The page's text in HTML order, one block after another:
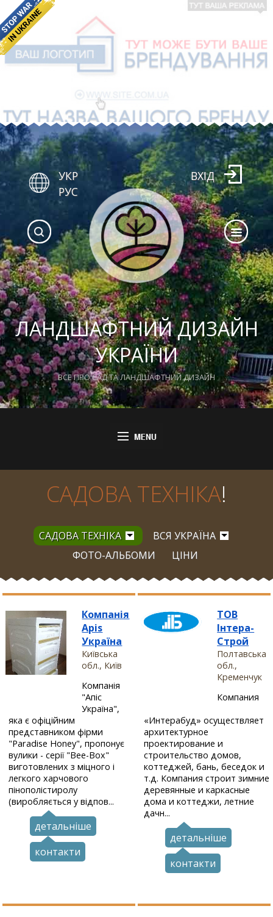
ЛАНДШАФТНИЙ ДИЗАЙН
УКРАЇНИ
ВСЕ ПРО САД ТА ЛАНДШАФТНИЙ ДИЗАЙН
УКР
РУС
ВХІД
САДОВА ТЕХНІКА!
САДОВА ТЕХНІКА
ВСЯ УКРАЇНА
ФОТО-АЛЬБОМИ
ЦІНИ
Компанія
Apis
Україна
Київська
обл., Київ
Компанія
"Апіс
Україна",
яка є офіційним
представником фірми
"Paradise Honey", пропонує
вулики - серії "Bee-Box"
виготовлених з міцного і
легкого харчового
пінополістиролу
(виробляється у відпов...
детальніше
контакти
ТОВ
Iнтера-
Строй
Полтавська
обл.,
Кременчук
Компания
«Интерабуд» осуществляет
архитектурное
проектирование и
строительство домов,
коттеджей, бань, беседок и
т.д. Компания строит зимние
деревянные и каркасные
дома и коттеджи, летние
дачн...
детальніше
контакти